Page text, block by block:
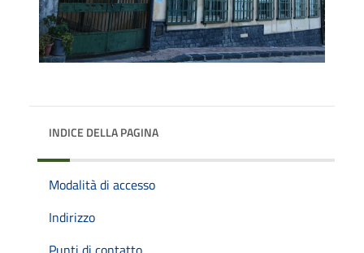
INDICE DELLA PAGINA
Modalità di accesso
Indirizzo